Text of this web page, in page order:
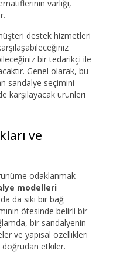
varlığı,
destek hizmetleri
bir tedarikçi ile
Genel olarak, bu
sandalye seçimini
karşılayacak ürünleri
ve
odaklanmak
modelleri
da sıkı bir bağ
ötesinde belirli bir
bir sandalyenin
ve yapısal özellikleri
doğrudan etkiler.